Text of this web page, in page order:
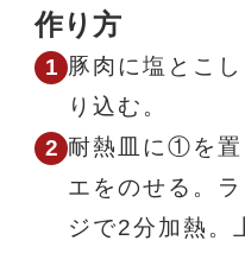
作り方
豚肉に塩とこ
り込む。
耐熱皿に①を置
エをのせる。
ジで2分加熱。